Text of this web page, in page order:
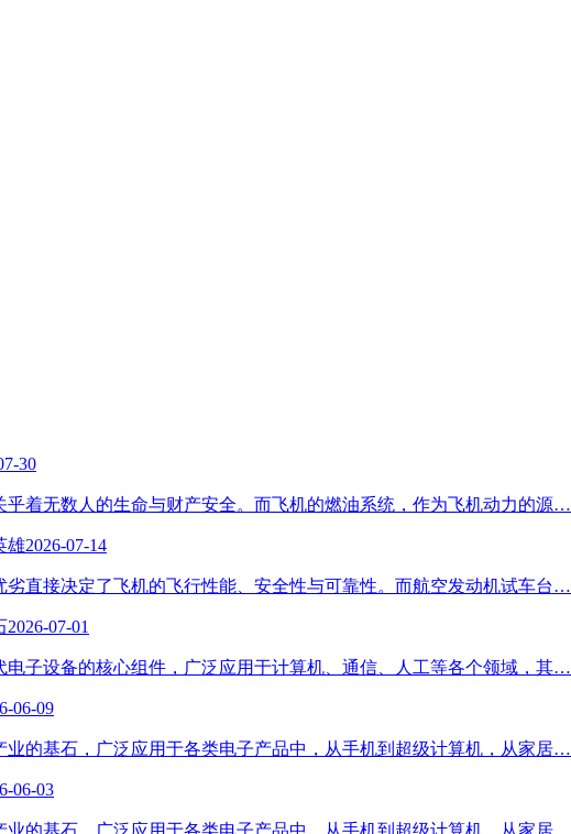
30
着无数人的生命与财产安全。而飞机的燃油系统，作为飞机动力的源…
雄2026-07-14
直接决定了飞机的飞行性能、安全性与可靠性。而航空发动机试车台…
2026-07-01
子设备的核心组件，广泛应用于计算机、通信、人工等各个领域，其…
06-09
的基石，广泛应用于各类电子产品中，从手机到超级计算机，从家居…
06-03